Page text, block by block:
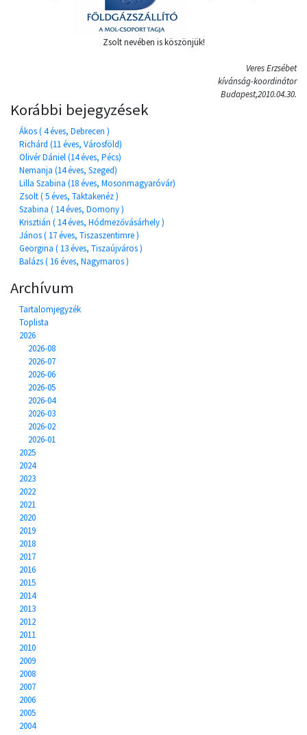
Zsolt nevében is köszönjük!
Veres Erzsébet
kívánság-koordinátor
Budapest,2010.04.30.
Korábbi bejegyzések
Ákos ( 4 éves, Debrecen )
Richárd (11 éves, Városföld)
Olivér Dániel (14 éves, Pécs)
Nemanja (14 éves, Szeged)
Lilla Szabina (18 éves, Mosonmagyaróvár)
Zsolt ( 5 éves, Taktakenéz )
Szabina ( 14 éves, Domony )
Krisztián ( 14 éves, Hódmezővásárhely )
János ( 17 éves, Tiszaszentimre )
Georgina ( 13 éves, Tiszaújváros )
Balázs ( 16 éves, Nagymaros )
Archívum
Tartalomjegyzék
Toplista
2026
2026-08
2026-07
2026-06
2026-05
2026-04
2026-03
2026-02
2026-01
2025
2024
2023
2022
2021
2020
2019
2018
2017
2016
2015
2014
2013
2012
2011
2010
2009
2008
2007
2006
2005
2004